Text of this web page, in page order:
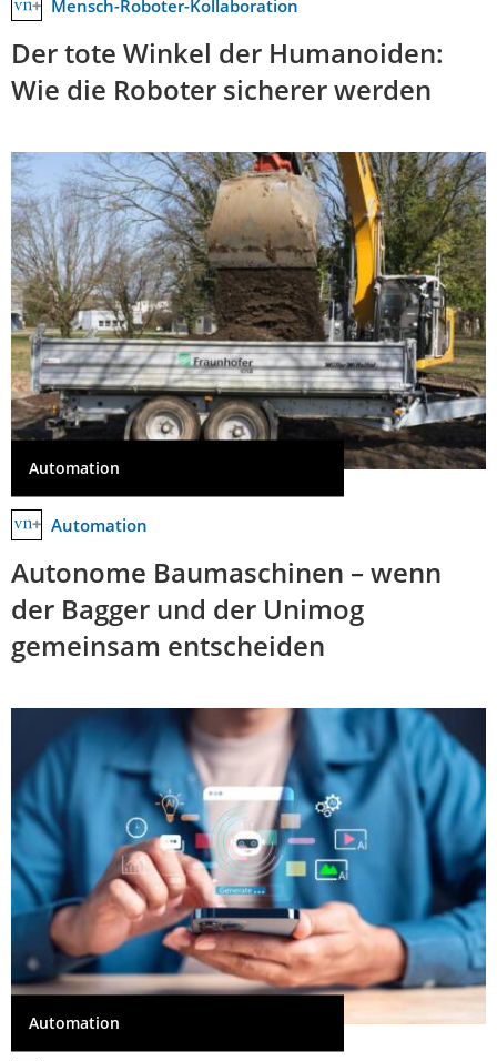
Mensch-Roboter-Kollaboration
Der tote Winkel der Humanoiden:
Wie die Roboter sicherer werden
Automation
Automation
Autonome Baumaschinen – wenn
der Bagger und der Unimog
gemeinsam entscheiden
Automation